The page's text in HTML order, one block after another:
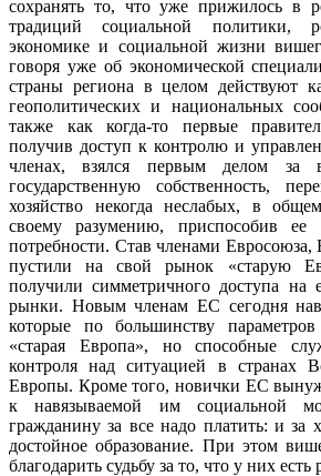
сохранять то, что уже прижилось в
традиций социальной политики,
экономике и социальной жизни
говоря уже об экономической
страны региона в целом действуют
геополитических и национальных
также как когда-то первые
получив доступ к контролю и
членах, взялся первым делом за
государственную собственность,
хозяйство некогда неслабых, в
своему разумению, приспособив
потребности. Став членами Евросоюза,
пустили на свой рынок «старую
получили симметричного доступа на
рынки. Новым членам ЕС сегодня
которые по большинству
«старая Европа», но способные
контроля над ситуацией в странах
Европы. Кроме того, новички ЕС
к навязываемой им социальной
гражданину за все надо платить: и за
достойное образование. При этом
благодарить судьбу за то, что у них есть